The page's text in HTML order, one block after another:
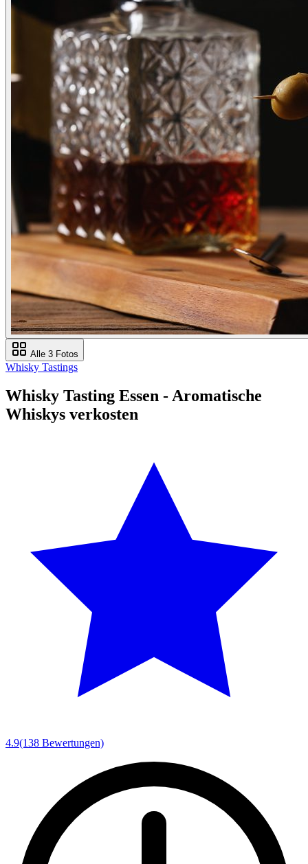
Alle 3 Fotos
Whisky Tastings
Whisky Tasting Essen - Aromatische
Whiskys verkosten
4.9(138 Bewertungen)